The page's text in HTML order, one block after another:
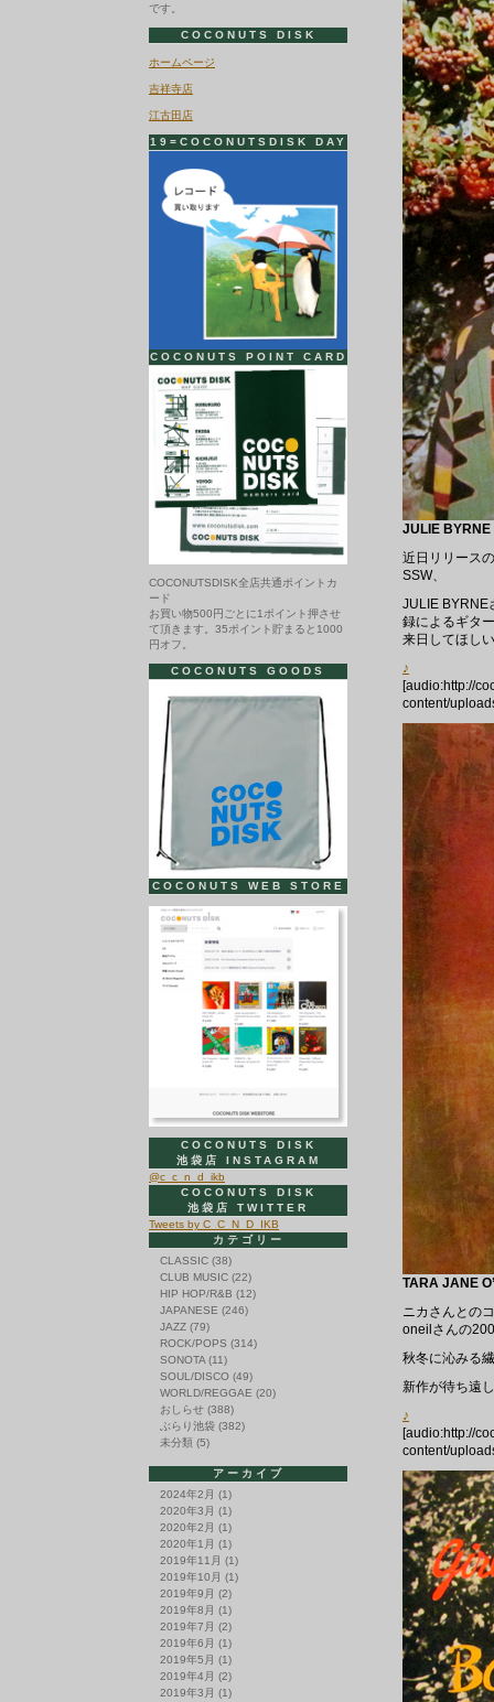
JULIE BYRNE
近日リリース
SSW、
JULIE BYRNE
録によるギタ
来日してほし
♪
[audio:http://
content/
TARA JANE
ニカさんとの
oneilさんの
秋冬に沁みる
新作が待ち遠
♪
[audio:http://
content/
です。
COCONUTS DISK
ホームページ
吉祥寺店
江古田店
19=COCONUTSDISK DAY
COCONUTS POINT CARD
COCONUTSDISK全店共通ポイントカ
ード
お買い物500円ごとに1ポイント押させ
て頂きます。35ポイント貯まると1000
円オフ。
COCONUTS GOODS
COCONUTS WEB STORE
COCONUTS DISK
池袋店 INSTAGRAM
@c_c_n_d_ikb
COCONUTS DISK
池袋店 TWITTER
Tweets by C_C_N_D_IKB
カテゴリー
CLASSIC (38)
CLUB MUSIC (22)
HIP HOP/R&B (12)
JAPANESE (246)
JAZZ (79)
ROCK/POPS (314)
SONOTA (11)
SOUL/DISCO (49)
WORLD/REGGAE (20)
おしらせ (388)
ぶらり池袋 (382)
未分類 (5)
アーカイブ
2024年2月 (1)
2020年3月 (1)
2020年2月 (1)
2020年1月 (1)
2019年11月 (1)
2019年10月 (1)
2019年9月 (2)
2019年8月 (1)
2019年7月 (2)
2019年6月 (1)
2019年5月 (1)
2019年4月 (2)
2019年3月 (1)